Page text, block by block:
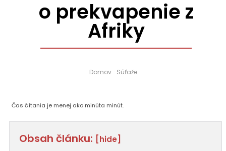
o prekvapenie z
Afriky
Domov Súťaže
Čas čítania je menej ako minúta minút.
Obsah článku: [hide]